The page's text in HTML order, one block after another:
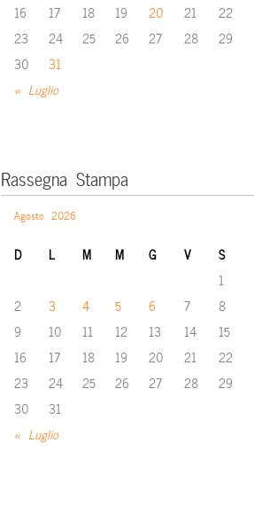
« Luglio
16
17 18 19 20 21
22
23
24 25 26 27 28
29
30
31
Rassegna Stampa
Agosto 2026
D L M M G V S
« Luglio
1
2
3 4 5 6 7
8
9
10 11 12 13 14
15
16
17 18 19 20 21
22
23
24 25 26 27 28
29
30
31